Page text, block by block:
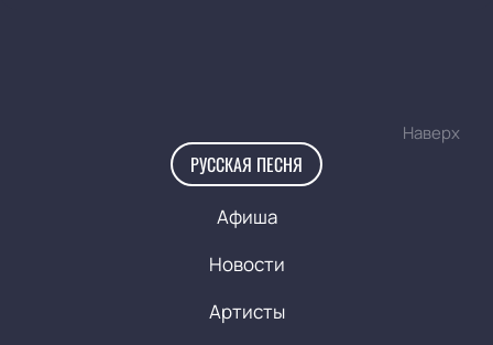
Наверх
РУССКАЯ ПЕСНЯ
Афиша
Новости
Артисты